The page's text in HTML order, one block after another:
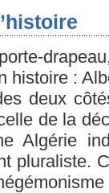
histoire :
deux
de la
Algérie
pluraliste.